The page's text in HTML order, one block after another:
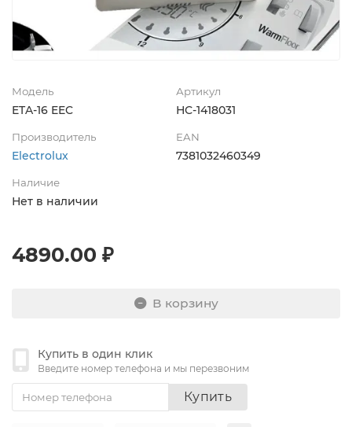
Модель
ETA-16 EEC
Артикул
НС-1418031
Производитель
Electrolux
EAN
7381032460349
Наличие
Нет в наличии
4890.00 ₽
В корзину
Купить в один клик
Введите номер телефона и мы перезвоним
Купить